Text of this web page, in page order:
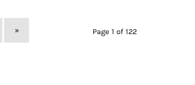
Page 1 of 122
»